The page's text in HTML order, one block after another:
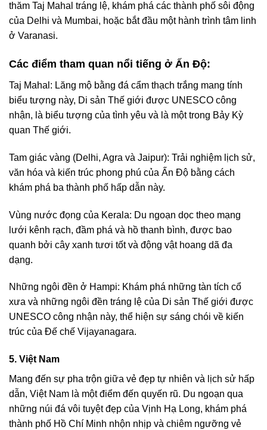
thăm Taj Mahal tráng lệ, khám phá các thành phố sôi động
của Delhi và Mumbai, hoặc bắt đầu một hành trình tâm linh
ở Varanasi.
Các điểm tham quan nổi tiếng ở Ấn Độ:
Taj Mahal: Lăng mộ bằng đá cẩm thạch trắng mang tính
biểu tượng này, Di sản Thế giới được UNESCO công
nhận, là biểu tượng của tình yêu và là một trong Bảy Kỳ
quan Thế giới.
Tam giác vàng (Delhi, Agra và Jaipur): Trải nghiệm lịch sử,
văn hóa và kiến trúc phong phú của Ấn Độ bằng cách
khám phá ba thành phố hấp dẫn này.
Vùng nước đọng của Kerala: Du ngoạn dọc theo mạng
lưới kênh rạch, đầm phá và hồ thanh bình, được bao
quanh bởi cây xanh tươi tốt và động vật hoang dã đa
dạng.
Những ngôi đền ở Hampi: Khám phá những tàn tích cổ
xưa và những ngôi đền tráng lệ của Di sản Thế giới được
UNESCO công nhận này, thể hiện sự sáng chói về kiến
trúc của Đế chế Vijayanagara.
5. Việt Nam
Mang đến sự pha trộn giữa vẻ đẹp tự nhiên và lịch sử hấp
dẫn, Việt Nam là một điểm đến quyến rũ. Du ngoạn qua
những núi đá vôi tuyệt đẹp của Vịnh Hạ Long, khám phá
thành phố Hồ Chí Minh nhộn nhịp và chiêm ngưỡng vẻ